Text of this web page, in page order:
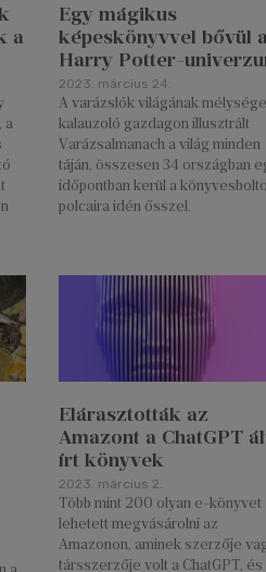
a
a
Egy mágikus
képeskönyvvel bővül a
Harry Potter-
2023. március 24.
A varázslók világának
kalauzoló gazdagon illusztrált
Varázsalmanach a világ minden
táján, összesen 34 országban
időpontban kerül a
polcaira idén ősszel.
Elárasztották az
Amazont a ChatGPT
írt könyvek
2023. március 2.
Több mint 200 olyan e-könyvet
lehetett megvásárolni az
Amazonon, aminek szerzője
társszerzője volt a ChatGPT, és